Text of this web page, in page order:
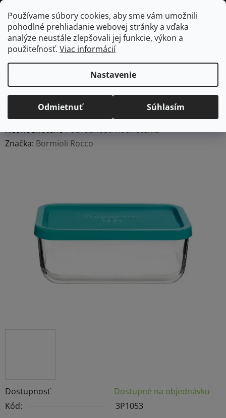
Používame súbory cookies, aby sme vám umožnili
pohodlné prehliadanie webovej stránky a vďaka
analýze neustále zlepšovali jej funkcie, výkon a
použiteľnosť. Viac informácií
Nastavenie
Odmietnuť Súhlasím
Prejsť
na
obsah
Hľadať
Domov
/ Kuchyňa / Skladovanie a organizácia potravín / Dózy na
potraviny
FLORINA Bormioli Rocco Frigoverre sklenená dóza
na potraviny, 21 x 13 cm
Dostupnosť
Dostupné na objednávku
Kód:
3P1053
FLORINA Bormioli Rocco
Frigoverre sklenená dóza
na potraviny, 21 x 13 cm
Priemerné
hodnotenie
hviezdičiek.
NeohodnotenéPodrobnosti hodnotenia
Značka: Bormioli Rocco